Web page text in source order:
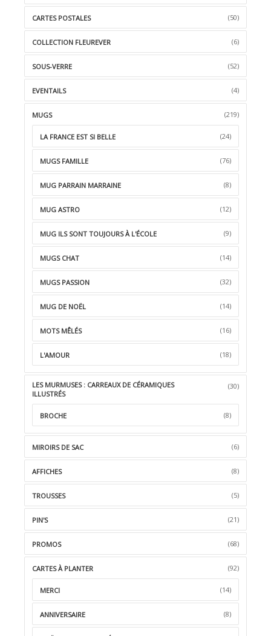
CARTES POSTALES (50)
COLLECTION FLEUREVER (6)
SOUS-VERRE (52)
EVENTAILS (4)
MUGS (219)
LA FRANCE EST SI BELLE (24)
MUGS FAMILLE (76)
MUG PARRAIN MARRAINE (8)
MUG ASTRO (12)
MUG ILS SONT TOUJOURS À L'ÉCOLE (9)
MUGS CHAT (14)
MUGS PASSION (32)
MUG DE NOËL (14)
MOTS MÊLÉS (16)
L'AMOUR (18)
LES MURMUSES : CARREAUX DE CÉRAMIQUES
ILLUSTRÉS
(30)
BROCHE (8)
MIROIRS DE SAC (6)
AFFICHES (8)
TROUSSES (5)
PIN'S (21)
PROMOS (68)
CARTES À PLANTER (92)
MERCI (14)
ANNIVERSAIRE (8)